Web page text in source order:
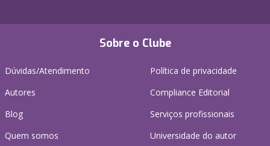
Sobre o Clube
Dúvidas/Atendimento
Autores
Blog
Quem somos
Política de privacidade
Compliance Editorial
Serviços profissionais
Universidade do autor